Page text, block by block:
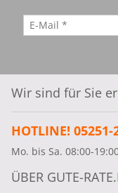
Wir sind für Sie
HOTLINE! 05251-
Mo. bis Sa. 08:00-
ÜBER GUTE-